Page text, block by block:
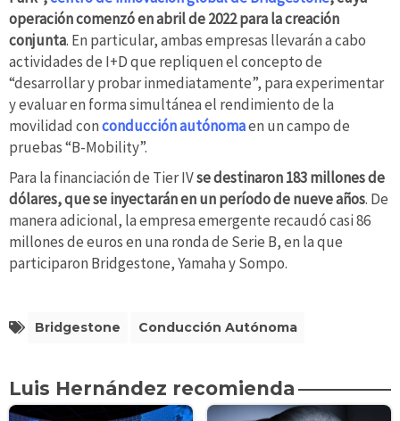
operación comenzó en abril de 2022 para la creación
conjunta. En particular, ambas empresas llevarán a cabo
actividades de I+D que repliquen el concepto de
“desarrollar y probar inmediatamente”, para experimentar
y evaluar en forma simultánea el rendimiento de la
movilidad conconducción autónomaen un campo de
pruebas “B-Mobility”.
Para la financiación de Tier IVse destinaron 183 millones de
dólares, que se inyectarán en un período de nueve años. De
manera adicional, la empresa emergente recaudó casi 86
millones de euros en una ronda de Serie B, en la que
participaron Bridgestone, Yamaha y Sompo.
Bridgestone Conducción Autónoma
Luis Hernández recomienda